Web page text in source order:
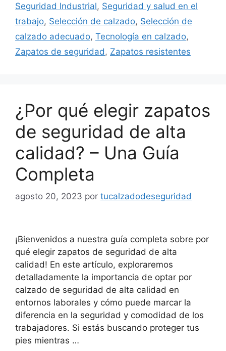
Seguridad Industrial, Seguridad y salud en el
trabajo, Selección de calzado, Selección de
calzado adecuado, Tecnología en calzado,
Zapatos de seguridad , Zapatos resistentes
¿Por qué elegir zapatos
de seguridad de alta
calidad? – Una Guía
Completa
agosto 20, 2023 por tucalzadodeseguridad
¡Bienvenidos a nuestra guía completa sobre por
qué elegir zapatos de seguridad de alta
calidad! En este artículo, exploraremos
detalladamente la importancia de optar por
calzado de seguridad de alta calidad en
entornos laborales y cómo puede marcar la
diferencia en la seguridad y comodidad de los
trabajadores. Si estás buscando proteger tus
pies mientras …